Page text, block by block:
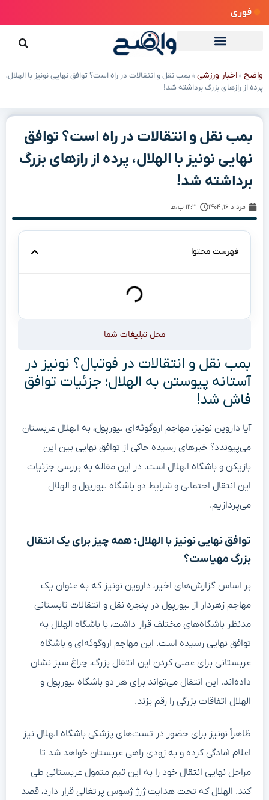
فوری
واضح »اخبار ورزشی »بمب نقل و انتقالات در راه است؟ توافق نهایی نونیز با الهلال،
پرده از رازهای بزرگ برداشته شد!
بمب نقل و انتقالات در راه است؟ توافق
نهایی نونیز با الهلال، پرده از رازهای بزرگ
برداشته شد!
مرداد ۱۶, ۱۴۰۴ ۱۲:۲۱ ب٫ظ
فهرست محتوا
محل تبلیغات شما
بمب نقل و انتقالات در فوتبال؟ نونیز در
آستانه پیوستن به الهلال؛ جزئیات توافق
فاش شد!
آیا داروین نونیز، مهاجم اروگوئه‌ای لیورپول، به الهلال عربستان
می‌پیوندد؟ خبرهای رسیده حاکی از توافق نهایی بین این
بازیکن و باشگاه الهلال است. در این مقاله به بررسی جزئیات
این انتقال احتمالی و شرایط دو باشگاه لیورپول و الهلال
می‌پردازیم.
توافق نهایی نونیز با الهلال: همه چیز برای یک انتقال
بزرگ مهیاست؟
بر اساس گزارش‌های اخیر، داروین نونیز که به عنوان یک
مهاجم زهردار از لیورپول در پنجره نقل و انتقالات تابستانی
مدنظر باشگاه‌های مختلف قرار داشت، با باشگاه الهلال به
توافق نهایی رسیده است. این مهاجم اروگوئه‌ای و باشگاه
عربستانی برای عملی کردن این انتقال بزرگ، چراغ سبز نشان
داده‌اند. این انتقال می‌تواند برای هر دو باشگاه لیورپول و
الهلال اتفاقات بزرگی را رقم بزند.
ظاهراً نونیز برای حضور در تست‌های پزشکی باشگاه الهلال نیز
اعلام آمادگی کرده و به زودی راهی عربستان خواهد شد تا
مراحل نهایی انتقال خود را به این تیم متمول عربستانی طی
کند. الهلال که تحت هدایت ژرژ ژسوس پرتغالی قرار دارد، قصد